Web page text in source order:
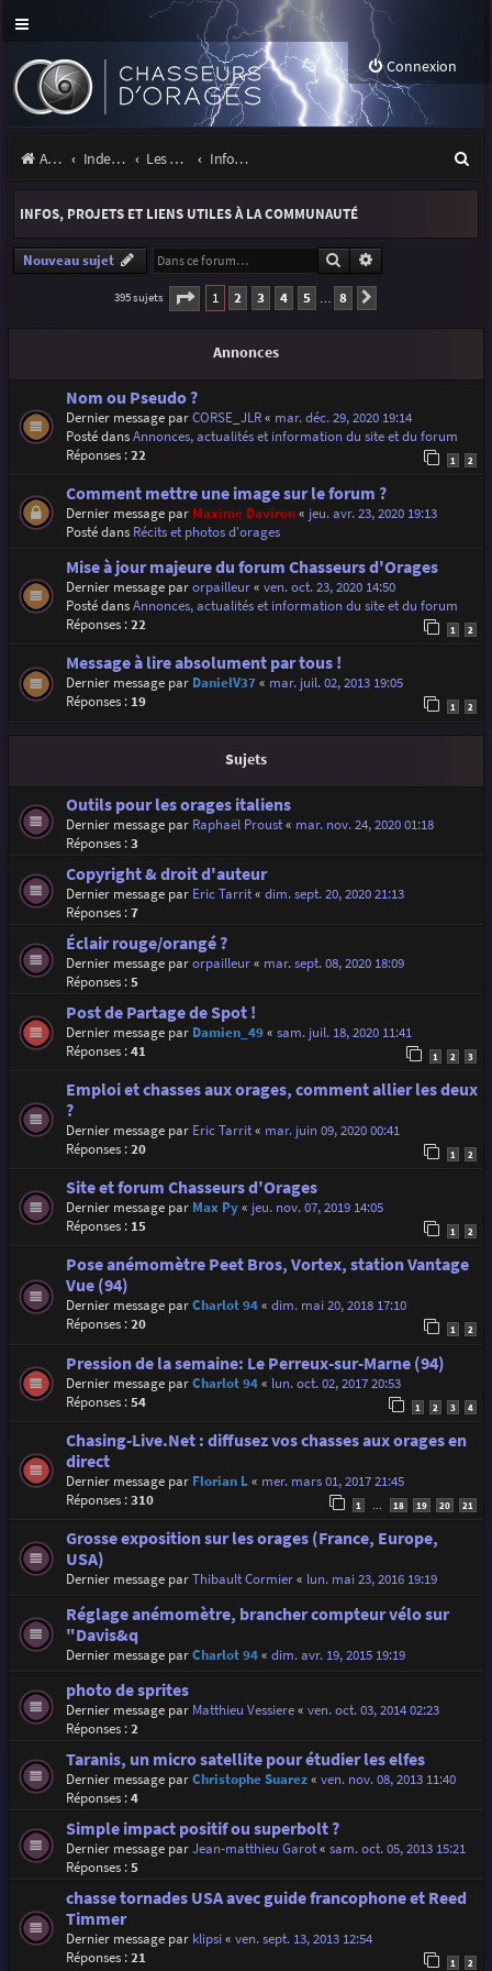
Connexion
Accueil Index du forum Les orages Infos, projets et liens utiles à la communauté
e
r
INFOS, PROJETS ET LIENS UTILES À LA COMMUNAUTÉ
Nouveau sujet Rechercher
395 sujets Page 1sur
1 2 3 4 5 … 8
Annonces
Nom ou Pseudo ?
Dernier message parCORSE_JLR« mar. déc. 29, 2020 19:14
Posté dansAnnonces, actualités et information du site et du forum
Réponses :22 1 2
Comment mettre une image sur le forum ?
Dernier message par Maxime Daviron« jeu. avr. 23, 2020 19:13
Posté dans Récits et photos d'orages
Mise à jour majeure du forum Chasseurs d'Orages
Dernier message parorpailleur« ven. oct. 23, 2020 14:50
Posté dansAnnonces, actualités et information du site et du forum
Réponses :22 1 2
Message à lire absolument par tous !
Dernier message par DanielV37« mar. juil. 02, 2013 19:05
Réponses : 19 1 2
Sujets
Outils pour les orages italiens
Dernier message par Raphaël Proust« mar. nov. 24, 2020 01:18
Réponses :3
Copyright & droit d'auteur
Dernier message par Eric Tarrit« dim. sept. 20, 2020 21:13
Réponses :7
Éclair rouge/orangé ?
Dernier message parorpailleur« mar. sept. 08, 2020 18:09
Réponses :5
Post de Partage de Spot !
Dernier message par Damien_49« sam. juil. 18, 2020 11:41
Réponses :41 1 2 3
Emploi et chasses aux orages, comment allier les deux
?
Dernier message par Eric Tarrit« mar. juin 09, 2020 00:41
Réponses :20 1 2
Site et forum Chasseurs d'Orages
Dernier message par Max Py« jeu. nov. 07, 2019 14:05
Réponses : 15 1 2
Pose anémomètre Peet Bros, Vortex, station Vantage
Vue (94)
Dernier message parCharlot 94« dim. mai 20, 2018 17:10
Réponses :20 1 2
Pression de la semaine: Le Perreux-sur-Marne (94)
Dernier message parCharlot 94« lun. oct. 02, 2017 20:53
Réponses :54 1 2 3 4
Chasing-Live.Net : diffusez vos chasses aux orages en
direct
Dernier message par Florian L« mer. mars 01, 2017 21:45
Réponses :310 1 18 19 20 21
Grosse exposition sur les orages (France, Europe,
USA)
Dernier message parThibault Cormier« lun. mai 23, 2016 19:19
Réglage anémomètre, brancher compteur vélo sur
"Davis&q
Dernier message parCharlot 94« dim. avr. 19, 2015 19:19
photo de sprites
Dernier message par Matthieu Vessiere« ven. oct. 03, 2014 02:23
Réponses :2
Taranis, un micro satellite pour étudier les elfes
Dernier message parChristophe Suarez« ven. nov. 08, 2013 11:40
Réponses :4
Simple impact positif ou superbolt ?
Dernier message parJean-matthieu Garot« sam. oct. 05, 2013 15:21
Réponses :5
chasse tornades USA avec guide francophone et Reed
Timmer
Dernier message par klipsi« ven. sept. 13, 2013 12:54
Réponses :21 1 2